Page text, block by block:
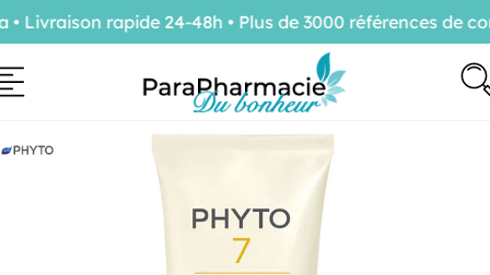
rapide 24-48h • Plus de 3000 références de